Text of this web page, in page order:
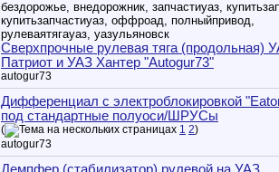
Сверхпрочные рулевая тяга (продольная)
Патриот и УАЗ Хантер "Autogur73"
autogur73
Дифференциал с электроблокировкой
под стандартные полуоси/ШРУСы
( 1 2)
autogur73